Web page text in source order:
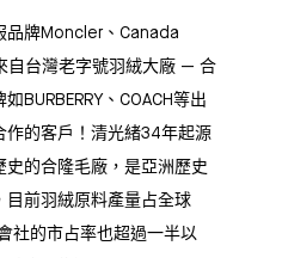
品牌Moncler、Canada
自台灣老字號羽絨大廠 — 合
BURBERRY、COACH等出
作的客戶！清光緒34年起源
的合隆毛廠，是亞洲歷史
目前羽絨原料產量占全球
社的市占率也超過一半以